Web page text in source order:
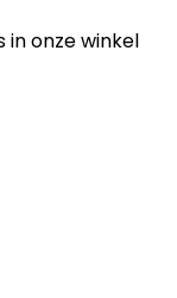
in onze winkel